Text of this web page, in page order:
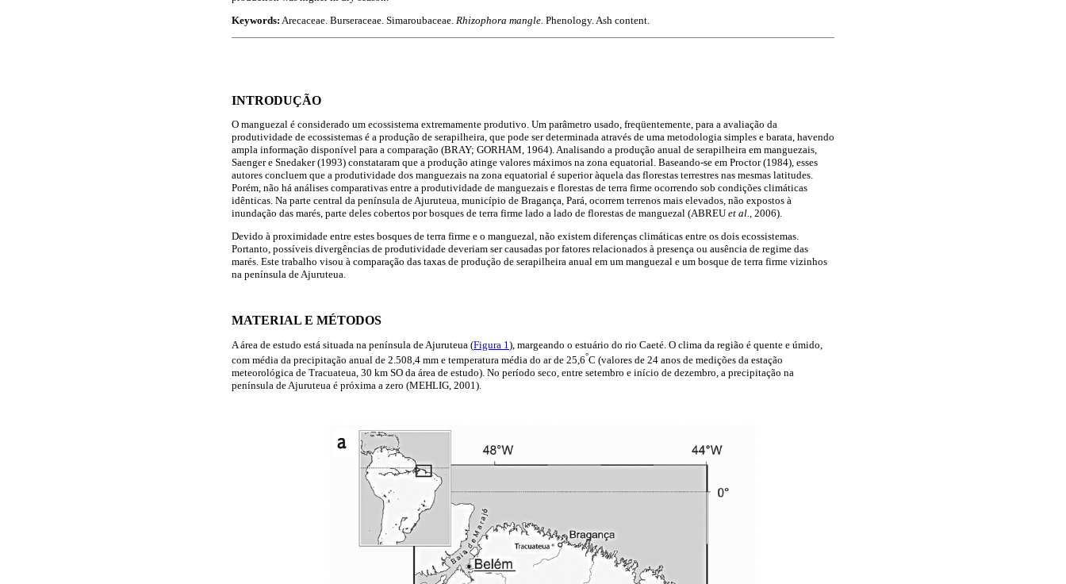
Keywords: Arecaceae. Burseraceae. Simaroubaceae. Rhizophora mangle. Phenology. Ash content.
INTRODUÇÃO
O manguezal é considerado um ecossistema extremamente produtivo. Um parâmetro usado, freqüentemente, para a avaliação da
produtividade de ecossistemas é a produção de serapilheira, que pode ser determinada através de uma metodologia simples e barata, havendo
ampla informação disponível para a comparação (BRAY; GORHAM, 1964). Analisando a produção anual de serapilheira em manguezais,
Saenger e Snedaker (1993) constataram que a produção atinge valores máximos na zona equatorial. Baseando-se em Proctor (1984), esses
autores concluem que a produtividade dos manguezais na zona equatorial é superior àquela das florestas terrestres nas mesmas latitudes.
Porém, não há análises comparativas entre a produtividade de manguezais e florestas de terra firme ocorrendo sob condições climáticas
idênticas. Na parte central da península de Ajuruteua, município de Bragança, Pará, ocorrem terrenos mais elevados, não expostos à
inundação das marés, parte deles cobertos por bosques de terra firme lado a lado de florestas de manguezal (ABREU et al., 2006).
Devido à proximidade entre estes bosques de terra firme e o manguezal, não existem diferenças climáticas entre os dois ecossistemas.
Portanto, possíveis divergências de produtividade deveriam ser causadas por fatores relacionados à presença ou ausência de regime das
marés. Este trabalho visou à comparação das taxas de produção de serapilheira anual em um manguezal e um bosque de terra firme vizinhos
na península de Ajuruteua.
MATERIAL E MÉTODOS
A área de estudo está situada na península de Ajuruteua (Figura 1 ), margeando o estuário do rio Caeté. O clima da região é quente e úmido,
com média da precipitação anual de 2.508,4 mm e temperatura média do ar de 25,6°C (valores de 24 anos de medições da estação
meteorológica de Tracuateua, 30 km SO da área de estudo). No período seco, entre setembro e início de dezembro, a precipitação na
península de Ajuruteua é próxima a zero (MEHLIG, 2001).